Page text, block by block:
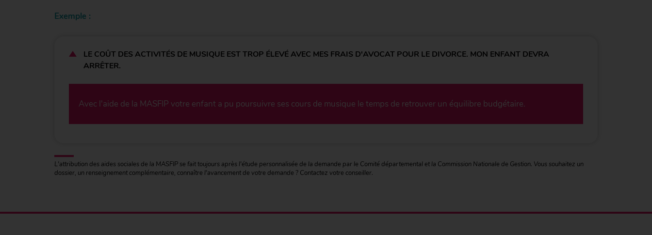
Exemple :
LE COÛT DES ACTIVITÉS DE MUSIQUE EST TROP ÉLEVÉ AVEC MES FRAIS D'AVOCAT POUR LE DIVORCE. MON ENFANT DEVRA
ARRÊTER.
Avec l'aide de la MASFIP votre enfant a pu poursuivre ses cours de musique le temps de retrouver un équilibre budgétaire.
L'attribution des aides sociales de la MASFIP se fait toujours après l'étude personnalisée de la demande par le Comité départemental et la Commission Nationale de Gestion. Vous souhaitez un
dossier, un renseignement complémentaire, connaître l'avancement de votre demande ? Contactez votre conseiller.